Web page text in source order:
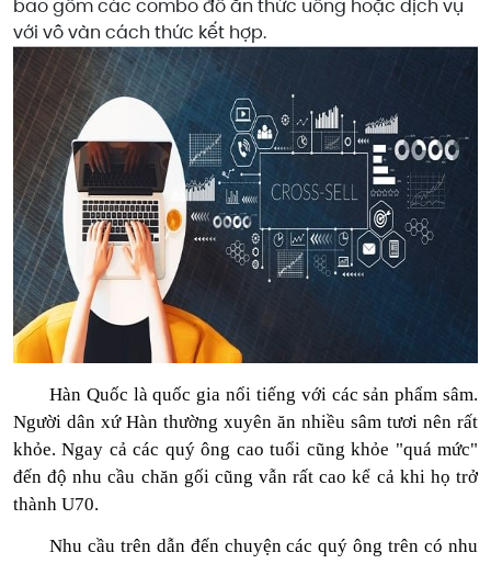
bao gồm các combo đồ ăn thức uống hoặc dịch vụ
với vô vàn cách thức kết hợp.
Hàn Quốc là quốc gia nổi tiếng với các sản phẩm sâm.
Người dân xứ Hàn thường xuyên ăn nhiều sâm tươi nên rất
khỏe. Ngay cả các quý ông cao tuổi cũng khỏe "quá mức"
đến độ nhu cầu chăn gối cũng vẫn rất cao kể cả khi họ trở
thành U70.
Nhu cầu trên dẫn đến chuyện các quý ông trên có nhu